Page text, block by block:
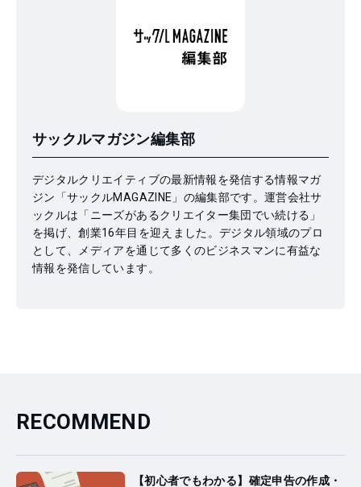
サックルマガジン編集部
デジタルクリエイティブの最新情報を発信する情報マガ
ジン「サックルMAGAZINE」の編集部です。運営会社サ
ックルは「ニーズがあるクリエイター集団でい続ける」
を掲げ、創業16年目を迎えました。デジタル領域のプロ
として、メディアを通じて多くのビジネスマンに有益な
情報を発信しています。
RECOMMEND
【初心者でもわかる】確定申告の作成・